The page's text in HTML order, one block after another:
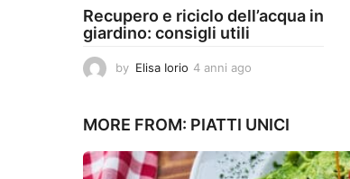
Recupero e riciclo dell’acqua in
giardino: consigli utili
by Elisa Iorio 4 anni ago
n
a
g
MORE FROM: PIATTI UNICI